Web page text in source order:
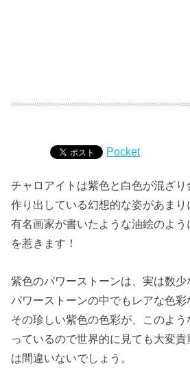
Pocket
チャロアイトは紫色と白色が混ざり
作り出している幻想的な姿があまり
有名画家が書いたような油絵のよう
を惹きます！
紫色のパワーストーンは、実は数
パワーストーンの中でもレアな色彩
その珍しい紫色の色彩が、このよ
っているので世界的に見ても大変貴
は間違いないでしょう。